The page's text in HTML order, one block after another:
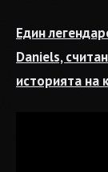
Един
Daniels,
историята на